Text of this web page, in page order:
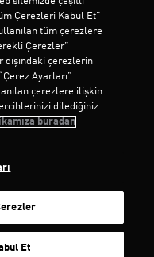
Çerezleri Kabul Et"
tüm çerezlere
Çerezler”
çerezlerin
Ayarları”
çerezlere ilişkin
dilediğiniz
buradan
Et